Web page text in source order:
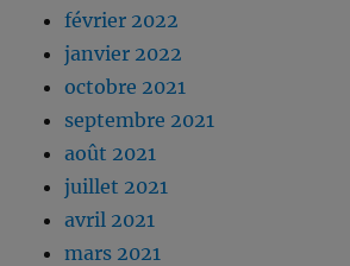
février 2022
janvier 2022
octobre 2021
septembre 2021
août 2021
juillet 2021
avril 2021
mars 2021